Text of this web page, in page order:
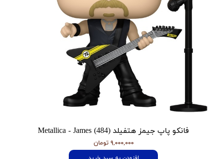
فانکو پاپ جیمز هتفیلد Metallica - James (484)
۹,۰۰۰,۰۰۰ تومان